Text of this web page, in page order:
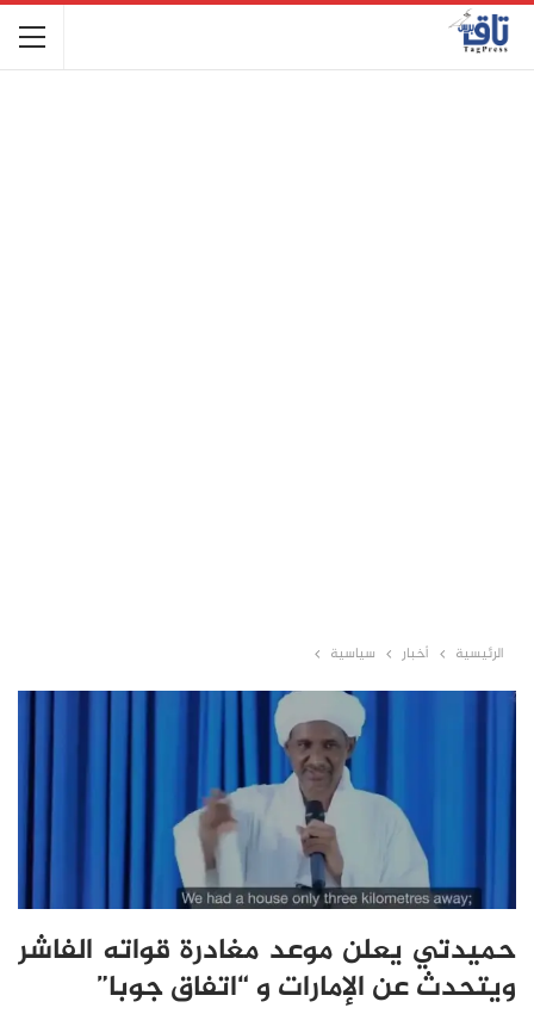
الرئيسية أخبار سياسية
حميدتي يعلن موعد مغادرة قواته الفاشر
ويتحدث عن الإمارات و “اتفاق جوبا”